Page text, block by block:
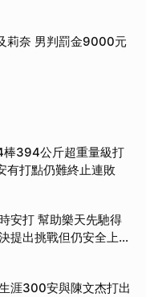
莉奈 男判罰金9000元
棒394公斤超重量級打
打點仍難終止連敗
安打 幫助樂天先馳得
提出挑戰但仍安全上壘
）
涯300安與陳文杰打出